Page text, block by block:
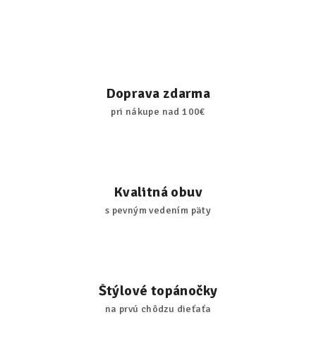
Doprava zdarma
pri nákupe nad 100€
Kvalitná obuv
s pevným vedením päty
Štýlové topánočky
na prvú chôdzu dieťaťa